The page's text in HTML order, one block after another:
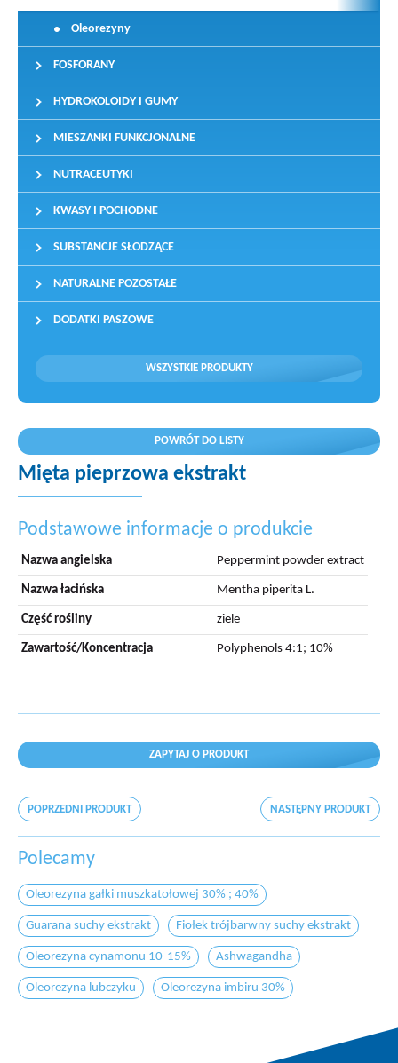
Oleorezyny
FOSFORANY
HYDROKOLOIDY I GUMY
MIESZANKI FUNKCJONALNE
NUTRACEUTYKI
KWASY I POCHODNE
SUBSTANCJE SŁODZĄCE
NATURALNE POZOSTAŁE
DODATKI PASZOWE
WSZYSTKIE PRODUKTY
POWRÓT DO LISTY
Mięta pieprzowa ekstrakt
Podstawowe informacje o produkcie
Nazwa angielska Peppermint powder extract
Nazwa łacińska Mentha piperita L.
Część rośliny ziele
Zawartość/Koncentracja Polyphenols 4:1; 10%
ZAPYTAJ O PRODUKT
POPRZEDNI PRODUKT NASTĘPNY PRODUKT
Polecamy
Oleorezyna gałki muszkatołowej 30% ; 40%
Guarana suchy ekstrakt Fiołek trójbarwny suchy ekstrakt
Oleorezyna cynamonu 10-15% Ashwagandha
Oleorezyna lubczyku Oleorezyna imbiru 30%